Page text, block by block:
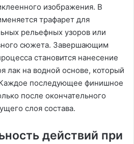
изображения. В
трафарет для
рельефных узоров или
сюжета. Завершающим
становится нанесение
лак на водной основе, который
Каждое последующее финишное
после окончательного
слоя состава.
действий при